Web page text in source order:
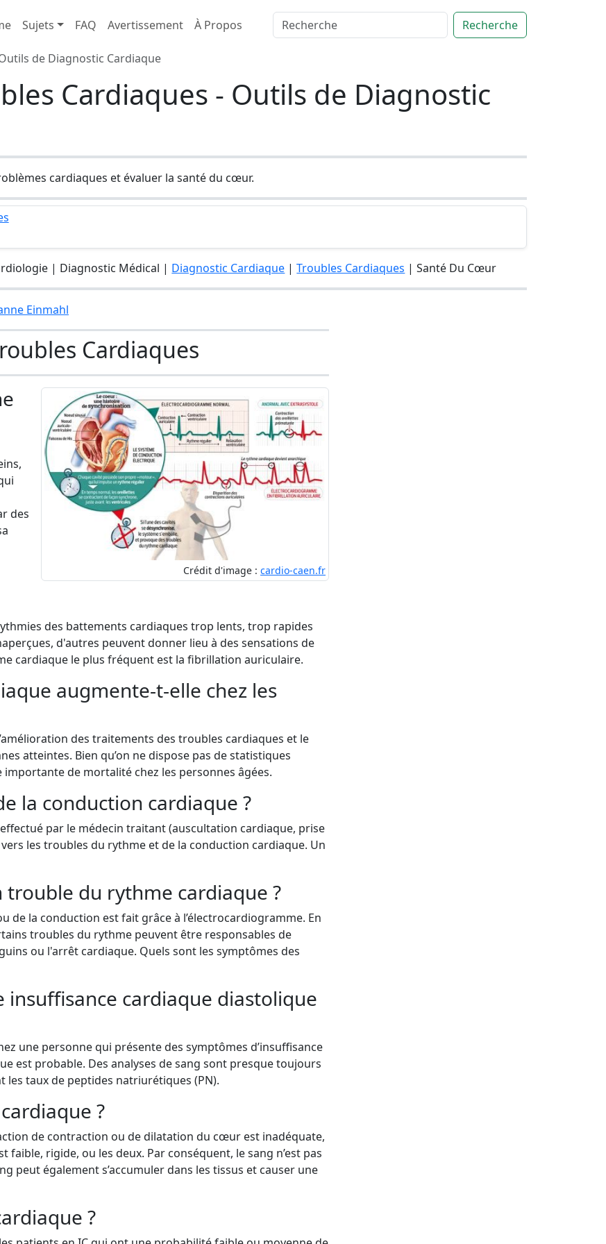
Sujets FAQ Avertissement À Propos Recherche
de Diagnostic Cardiaque
Cardiaques - Outils de Diagnostic
cardiaques et évaluer la santé du cœur.
| Diagnostic Médical | Diagnostic Cardiaque |Troubles Cardiaques | Santé Du Cœur
Einmahl
Cardiaques
Crédit d'image : cardio-caen.fr
des
des battements cardiaques trop lents, trop rapides
d'autres peuvent donner lieu à des sensations de
cardiaque le plus fréquent est la fibrillation auriculaire.
augmente-t-elle chez les
des traitements des troubles cardiaques et le
atteintes. Bien qu’on ne dispose pas de statistiques
importante de mortalité chez les personnes âgées.
la conduction cardiaque ?
par le médecin traitant (auscultation cardiaque, prise
les troubles du rythme et de la conduction cardiaque. Un
du rythme cardiaque ?
de la conduction est fait grâce à l’électrocardiogramme. En
troubles du rythme peuvent être responsables de
ou l'arrêt cardiaque. Quels sont les symptômes des
insuffisance cardiaque diastolique
une personne qui présente des symptômes d’insuffisance
est probable. Des analyses de sang sont presque toujours
les taux de peptides natriurétiques (PN).
?
de contraction ou de dilatation du cœur est inadéquate,
rigide, ou les deux. Par conséquent, le sang n’est pas
peut également s’accumuler dans les tissus et causer une
?